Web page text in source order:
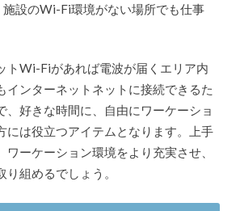
施設のWi-Fi環境がない場所でも仕事
トWi-Fiがあれば電波が届くエリア内
インターネットネットに接続できるた
、好きな時間に、自由にワーケーショ
には役立つアイテムとなります。上手
ワーケーション環境をより充実させ、
組めるでしょう。